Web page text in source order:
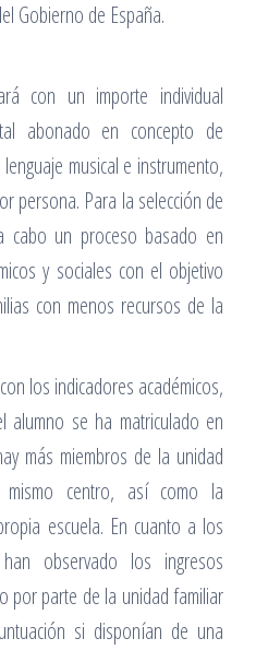
Gobierno de España.
con un importe individual
abonado en concepto de
musical e instrumento,
persona. Para la selección de
cabo un proceso basado en
y sociales con el objetivo
con menos recursos de la
los indicadores académicos,
se ha matriculado en
más miembros de la unidad
centro, así como la
escuela. En cuanto a los
observado los ingresos
por parte de la unidad familiar
si disponían de una